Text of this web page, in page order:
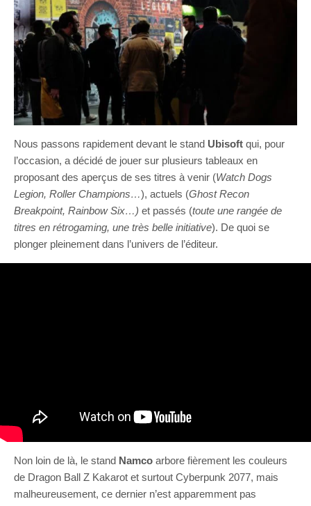
Nous passons rapidement devant le stand Ubisoft qui, pour
l’occasion, a décidé de jouer sur plusieurs tableaux en
proposant des aperçus de ses titres à venir (Watch Dogs
Legion, Roller Champions…), actuels (Ghost Recon
Breakpoint, Rainbow Six…) et passés (toute une rangée de
titres en rétrogaming, une très belle initiative). De quoi se
plonger pleinement dans l’univers de l’éditeur.
Non loin de là, le stand Namco arbore fièrement les couleurs
de Dragon Ball Z Kakarot et surtout Cyberpunk 2077, mais
malheureusement, ce dernier n’est apparemment pas